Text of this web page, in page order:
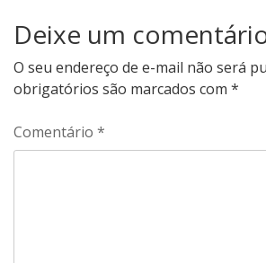
Deixe um
O seu endereço de e-mail não será
obrigatórios são marcados com *
Comentário *